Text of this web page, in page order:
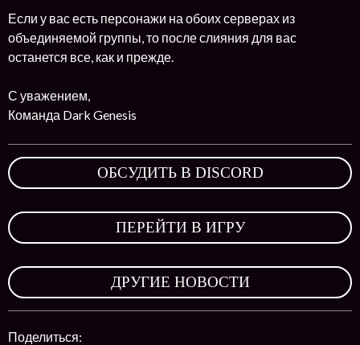
Если у вас есть персонажи на обоих серверах из
объединяемой группы, то после слияния для вас
останется все, как и прежде.
С уважением,
Команда Dark Genesis
ОБСУДИТЬ В DISCORD
ПЕРЕЙТИ В ИГРУ
ДРУГИЕ НОВОСТИ
Поделиться: